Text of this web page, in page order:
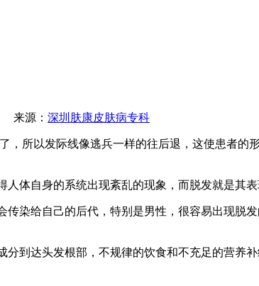
来源： 深圳肤康皮肤病专科
所以发际线像逃兵一样的往后退，这使患者的
自身的系统出现紊乱的现象，而脱发就是其表
给自己的后代，特别是男性，很容易出现脱
达头发根部，不规律的饮食和不充足的营养